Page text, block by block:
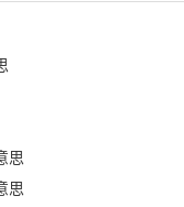
思
思